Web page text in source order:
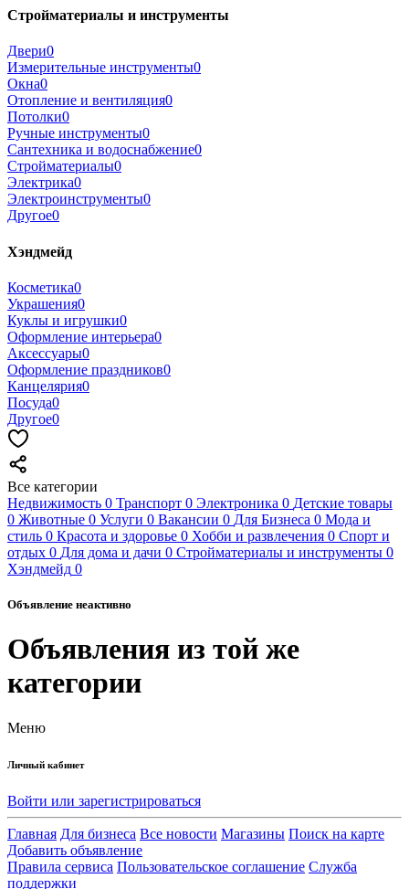
Стройматериалы и инструменты
Двери0
Измерительные инструменты0
Окна0
Отопление и вентиляция0
Потолки0
Ручные инструменты0
Сантехника и водоснабжение0
Стройматериалы0
Электрика0
Электроинструменты0
Другое0
Хэндмейд
Косметика0
Украшения0
Куклы и игрушки0
Оформление интерьера0
Аксессуары0
Оформление праздников0
Канцелярия0
Посуда0
Другое0
Все категории
Недвижимость 0 Транспорт 0 Электроника 0 Детские товары
0 Животные 0 Услуги 0 Вакансии 0 Для Бизнеса 0 Мода и
стиль 0 Красота и здоровье 0 Хобби и развлечения 0 Спорт и
отдых 0 Для дома и дачи 0 Стройматериалы и инструменты 0
Хэндмейд 0
Объявление неактивно
Объявления из той же
категории
Меню
Личный кабинет
Войти или зарегистрироваться
Главная Для бизнеса Все новости Магазины Поиск на карте
Добавить объявление
Правила сервиса Пользовательское соглашение Служба
поддержки